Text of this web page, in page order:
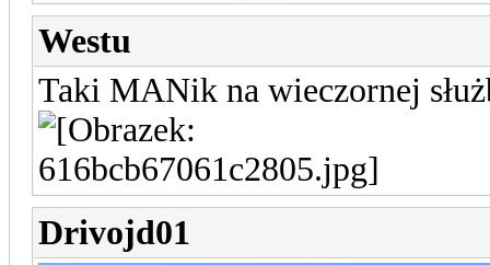
Westu
Taki MANik na wieczornej
Drivojd01